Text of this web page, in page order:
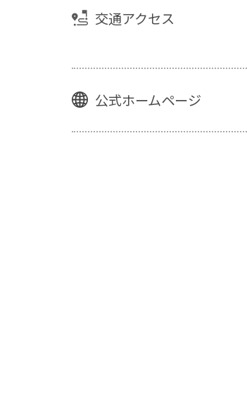
交通アクセス
公式ホームページ